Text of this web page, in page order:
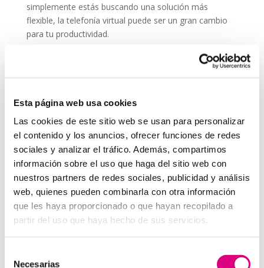
Esta página web usa cookies
Las cookies de este sitio web se usan para personalizar
el contenido y los anuncios, ofrecer funciones de redes
sociales y analizar el tráfico. Además, compartimos
información sobre el uso que haga del sitio web con
nuestros partners de redes sociales, publicidad y análisis
web, quienes pueden combinarla con otra información
que les haya proporcionado o que hayan recopilado a
partir del uso que haya hecho de sus servicios.
Necesarias
simplemente estás buscando una solución más
flexible, la telefonía virtual puede ser un gran cambio
para tu productividad.
Recuerda que comunicarte bien es parte esencial de
campaña online.
System Network, tu operadora de telefonía
virtual en España
DesdeTelefonía VirtualNetwork, os invitamos a
que nos permitas estudiar tu caso particular.
Aunque si lo prefieres, puedes enviarnos un correo
electrónico avirtual@networkes.com o llamarnos al
900 800 806.
Tenemos más de15 años de experiencia en
flexibilidad en el aprovisionamiento de servicios, así